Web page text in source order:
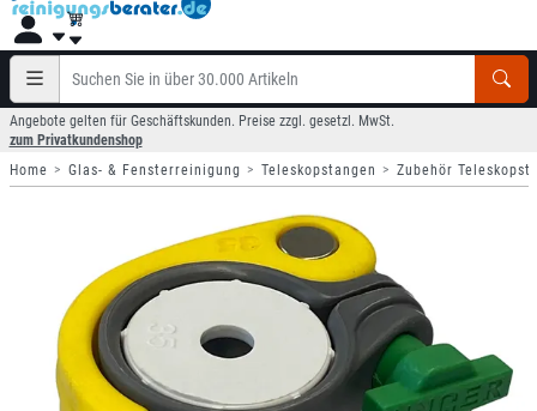
Angebote gelten für Geschäftskunden. Preise zzgl. gesetzl. MwSt.
zum Privatkundenshop
Home
Glas- & Fensterreinigung Teleskopstangen Zubehör